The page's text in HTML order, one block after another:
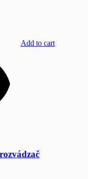
Add to cart